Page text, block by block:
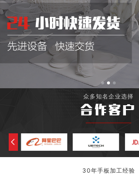
众多知名企业选择
合作客户
30年手板加工经验